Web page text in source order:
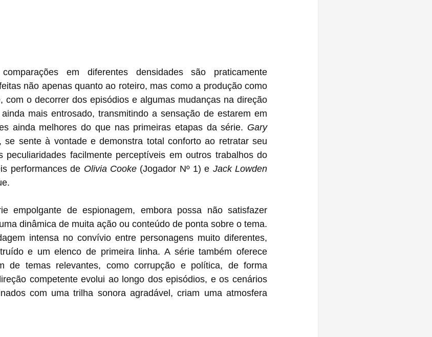
em diferentes densidades são praticamente
não apenas quanto ao roteiro, mas como a produção como
com o decorrer dos episódios e algumas mudanças na direção
mais entrosado, transmitindo a sensação de estarem em
ainda melhores do que nas primeiras etapas da série. Gary
se sente à vontade e demonstra total conforto ao retratar seu
peculiaridades facilmente perceptíveis em outros trabalhos do
performances de Olivia Cooke (Jogador Nº 1) e
empolgante de espionagem, embora possa não satisfazer
dinâmica de muita ação ou conteúdo de ponta sobre o tema.
intensa no convívio entre personagens muito diferentes,
e um elenco de primeira linha. A série também oferece
de temas relevantes, como corrupção e política, de forma
competente evolui ao longo dos episódios, e os cenários
com uma trilha sonora agradável, criam uma atmosfera